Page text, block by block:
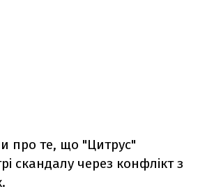
про те, що "Цитрус"
скандалу через конфлікт з